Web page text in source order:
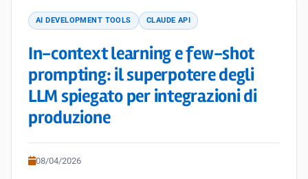
AI DEVELOPMENT TOOLS CLAUDE API
In-context learning e few-shot
prompting: il superpotere degli
LLM spiegato per integrazioni di
produzione
08/04/2026